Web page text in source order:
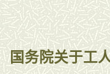
国务院关于工